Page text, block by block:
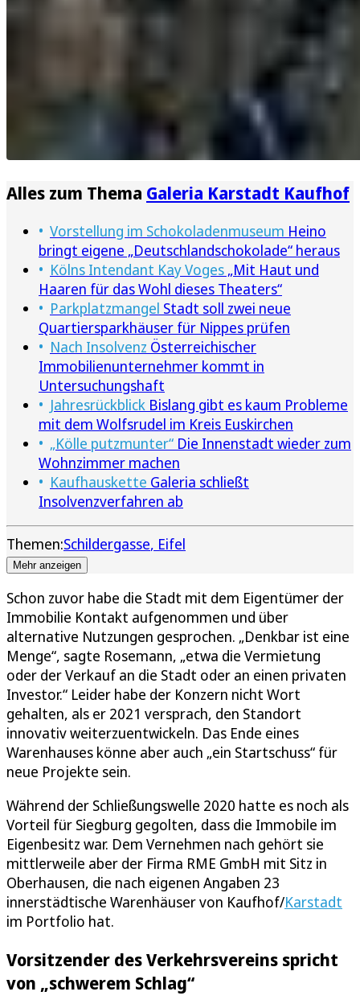
Alles zum Thema Galeria Karstadt Kaufhof
Vorstellung im Schokoladenmuseum Heino
bringt eigene „Deutschlandschokolade“ heraus
Kölns Intendant Kay Voges „Mit Haut und
Haaren für das Wohl dieses Theaters“
Parkplatzmangel Stadt soll zwei neue
Quartiersparkhäuser für Nippes prüfen
Nach Insolvenz Österreichischer
Immobilienunternehmer kommt in
Untersuchungshaft
Jahresrückblick Bislang gibt es kaum Probleme
mit dem Wolfsrudel im Kreis Euskirchen
„Kölle putzmunter“ Die Innenstadt wieder zum
Wohnzimmer machen
Kaufhauskette Galeria schließt
Insolvenzverfahren ab
Themen:Schildergasse Eifel
Mehr anzeigen
Schon zuvor habe die Stadt mit dem Eigentümer der
Immobilie Kontakt aufgenommen und über
alternative Nutzungen gesprochen. „Denkbar ist eine
Menge“, sagte Rosemann, „etwa die Vermietung
oder der Verkauf an die Stadt oder an einen privaten
Investor.“ Leider habe der Konzern nicht Wort
gehalten, als er 2021 versprach, den Standort
innovativ weiterzuentwickeln. Das Ende eines
Warenhauses könne aber auch „ein Startschuss“ für
neue Projekte sein.
Während der Schließungswelle 2020 hatte es noch als
Vorteil für Siegburg gegolten, dass die Immobile im
Eigenbesitz war. Dem Vernehmen nach gehört sie
mittlerweile aber der Firma RME GmbH mit Sitz in
Oberhausen, die nach eigenen Angaben 23
innerstädtische Warenhäuser von Kaufhof/Karstadt
im Portfolio hat.
Vorsitzender des Verkehrsvereins spricht
von „schwerem Schlag“